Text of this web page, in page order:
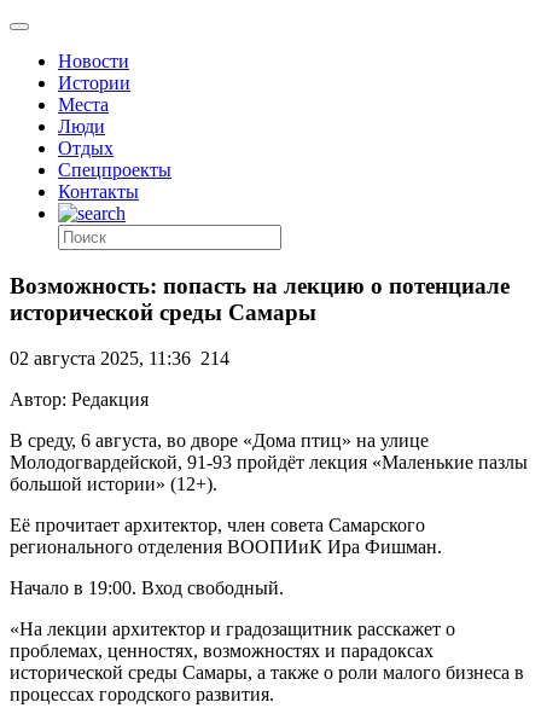
Новости
Истории
Места
Люди
Отдых
Спецпроекты
Контакты
Возможность: попасть на лекцию о потенциале
исторической среды Самары
02 августа 2025, 11:36 214
Автор: Редакция
В среду, 6 августа, во дворе «Дома птиц» на улице
Молодогвардейской, 91-93 пройдёт лекция «Маленькие пазлы
большой истории» (12+).
Её прочитает архитектор, член совета Самарского
регионального отделения ВООПИиК Ира Фишман.
Начало в 19:00. Вход свободный.
«На лекции архитектор и градозащитник расскажет о
проблемах, ценностях, возможностях и парадоксах
исторической среды Самары, а также о роли малого бизнеса в
процессах городского развития.